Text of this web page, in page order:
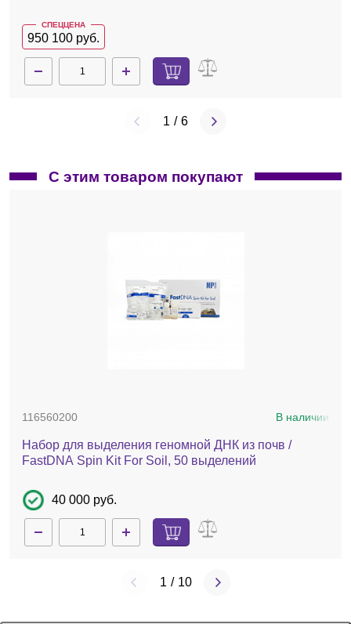
СПЕЦЦЕНА
950 100 руб.
1 / 6
С этим товаром покупают
116560200 В наличии
Набор для выделения геномной ДНК из почв /
FastDNA Spin Kit For Soil, 50 выделений
40 000 руб.
1 / 10